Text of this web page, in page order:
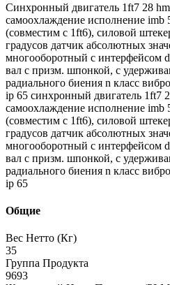
Синхронный двигатель 1ft7 28
самоохлаждение исполнение imb
(совместим с 1ft6), силовой
градусов датчик абсолютных
многооборотный с интерфейсом
вал с призм. шпонкой, с
радиального биения n класс
ip 65 синхронный двигатель 1ft7
самоохлаждение исполнение imb
(совместим с 1ft6), силовой
градусов датчик абсолютных
многооборотный с интерфейсом
вал с призм. шпонкой, с
радиального биения n класс
ip 65
Общие
Вес Нетто (Кг)
35
Группа Продукта
9693